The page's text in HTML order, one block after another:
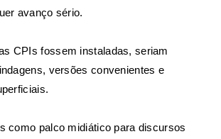
avanço sério.
CPIs fossem instaladas, seriam
versões convenientes e
como palco midiático para discursos